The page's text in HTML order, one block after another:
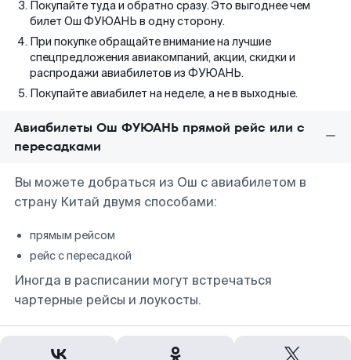
Покупайте туда и обратно сразу. Это выгоднее чем
билет Ош ФУЮАНЬ в одну сторону.
При покупке обращайте внимание на лучшие
спецпредложения авиакомпаний, акции, скидки и
распродажи авиабилетов из ФУЮАНЬ.
Покупайте авиабилет на неделе, а не в выходные.
Авиабилеты Ош ФУЮАНЬ прямой рейс или с
пересадками
Вы можете добраться из Ош с авиабилетом в
страну Китай двумя способами:
прямым рейсом
рейс с пересадкой
Иногда в расписании могут встречаться
чартерные рейсы и лоукосты.